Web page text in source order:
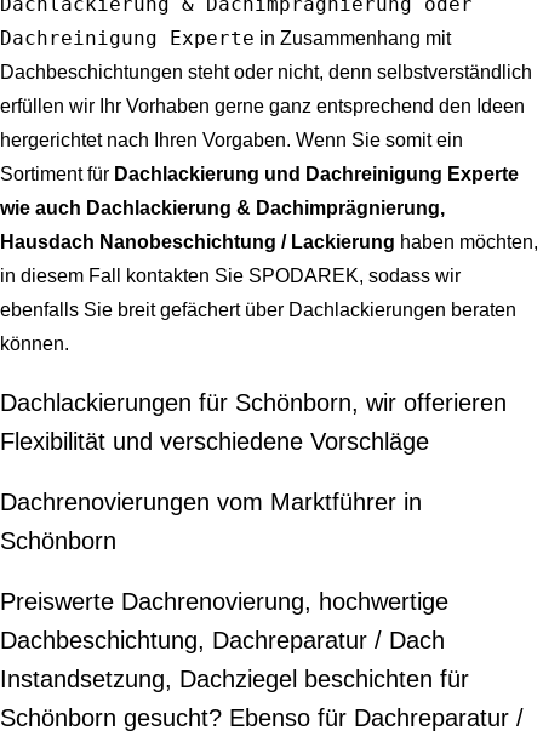
Dachreinigung Experte in Zusammenhang mit
Dachbeschichtungen steht oder nicht, denn selbstverständlich
erfüllen wir Ihr Vorhaben gerne ganz entsprechend den Ideen
hergerichtet nach Ihren Vorgaben. Wenn Sie somit ein
Sortiment für Dachlackierung und Dachreinigung Experte
wie auch Dachlackierung & Dachimprägnierung,
Hausdach Nanobeschichtung / Lackierung haben möchten,
in diesem Fall kontakten Sie SPODAREK, sodass wir
ebenfalls Sie breit gefächert über Dachlackierungen beraten
können.
Dachlackierungen für Schönborn, wir offerieren
Flexibilität und verschiedene Vorschläge
Dachrenovierungen vom Marktführer in
Schönborn
Preiswerte Dachrenovierung, hochwertige
Dachbeschichtung, Dachreparatur / Dach
Instandsetzung, Dachziegel beschichten für
Schönborn gesucht? Ebenso für Dachreparatur /